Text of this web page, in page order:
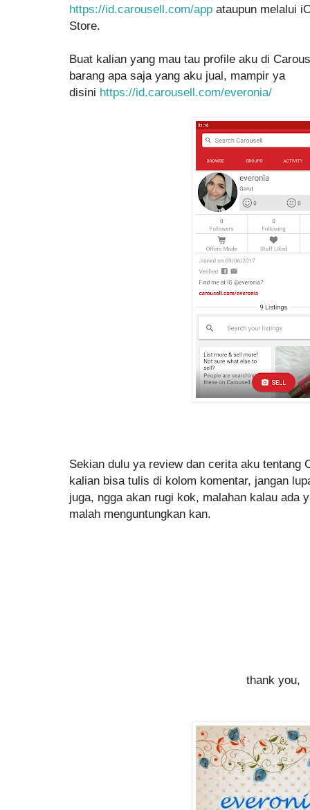
https://id.carousell.com/app ataupun melalui
Store.
Buat kalian yang mau tau profile aku di
barang apa saja yang aku jual, mampir ya
disini https://id.carousell.com/everonia/
Sekian dulu ya review dan cerita aku tentang
kalian bisa tulis di kolom komentar, jangan
juga, ngga akan rugi kok, malahan kalau ada
malah menguntungkan kan.
thank you,